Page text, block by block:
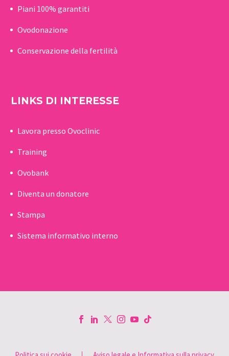
Piani 100% garantiti
Ovodonazione
Conservazione della fertilità
LINKS DI INTERESSE
Lavora presso Ovoclinic
Training
Ovobank
Diventa un donatore
Stampa
Sistema informativo interno